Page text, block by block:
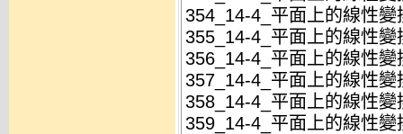
354_14-4_平面上的線性
355_14-4_平面上的線性
356_14-4_平面上的線性
357_14-4_平面上的線性
358_14-4_平面上的線性
359_14-4_平面上的線性